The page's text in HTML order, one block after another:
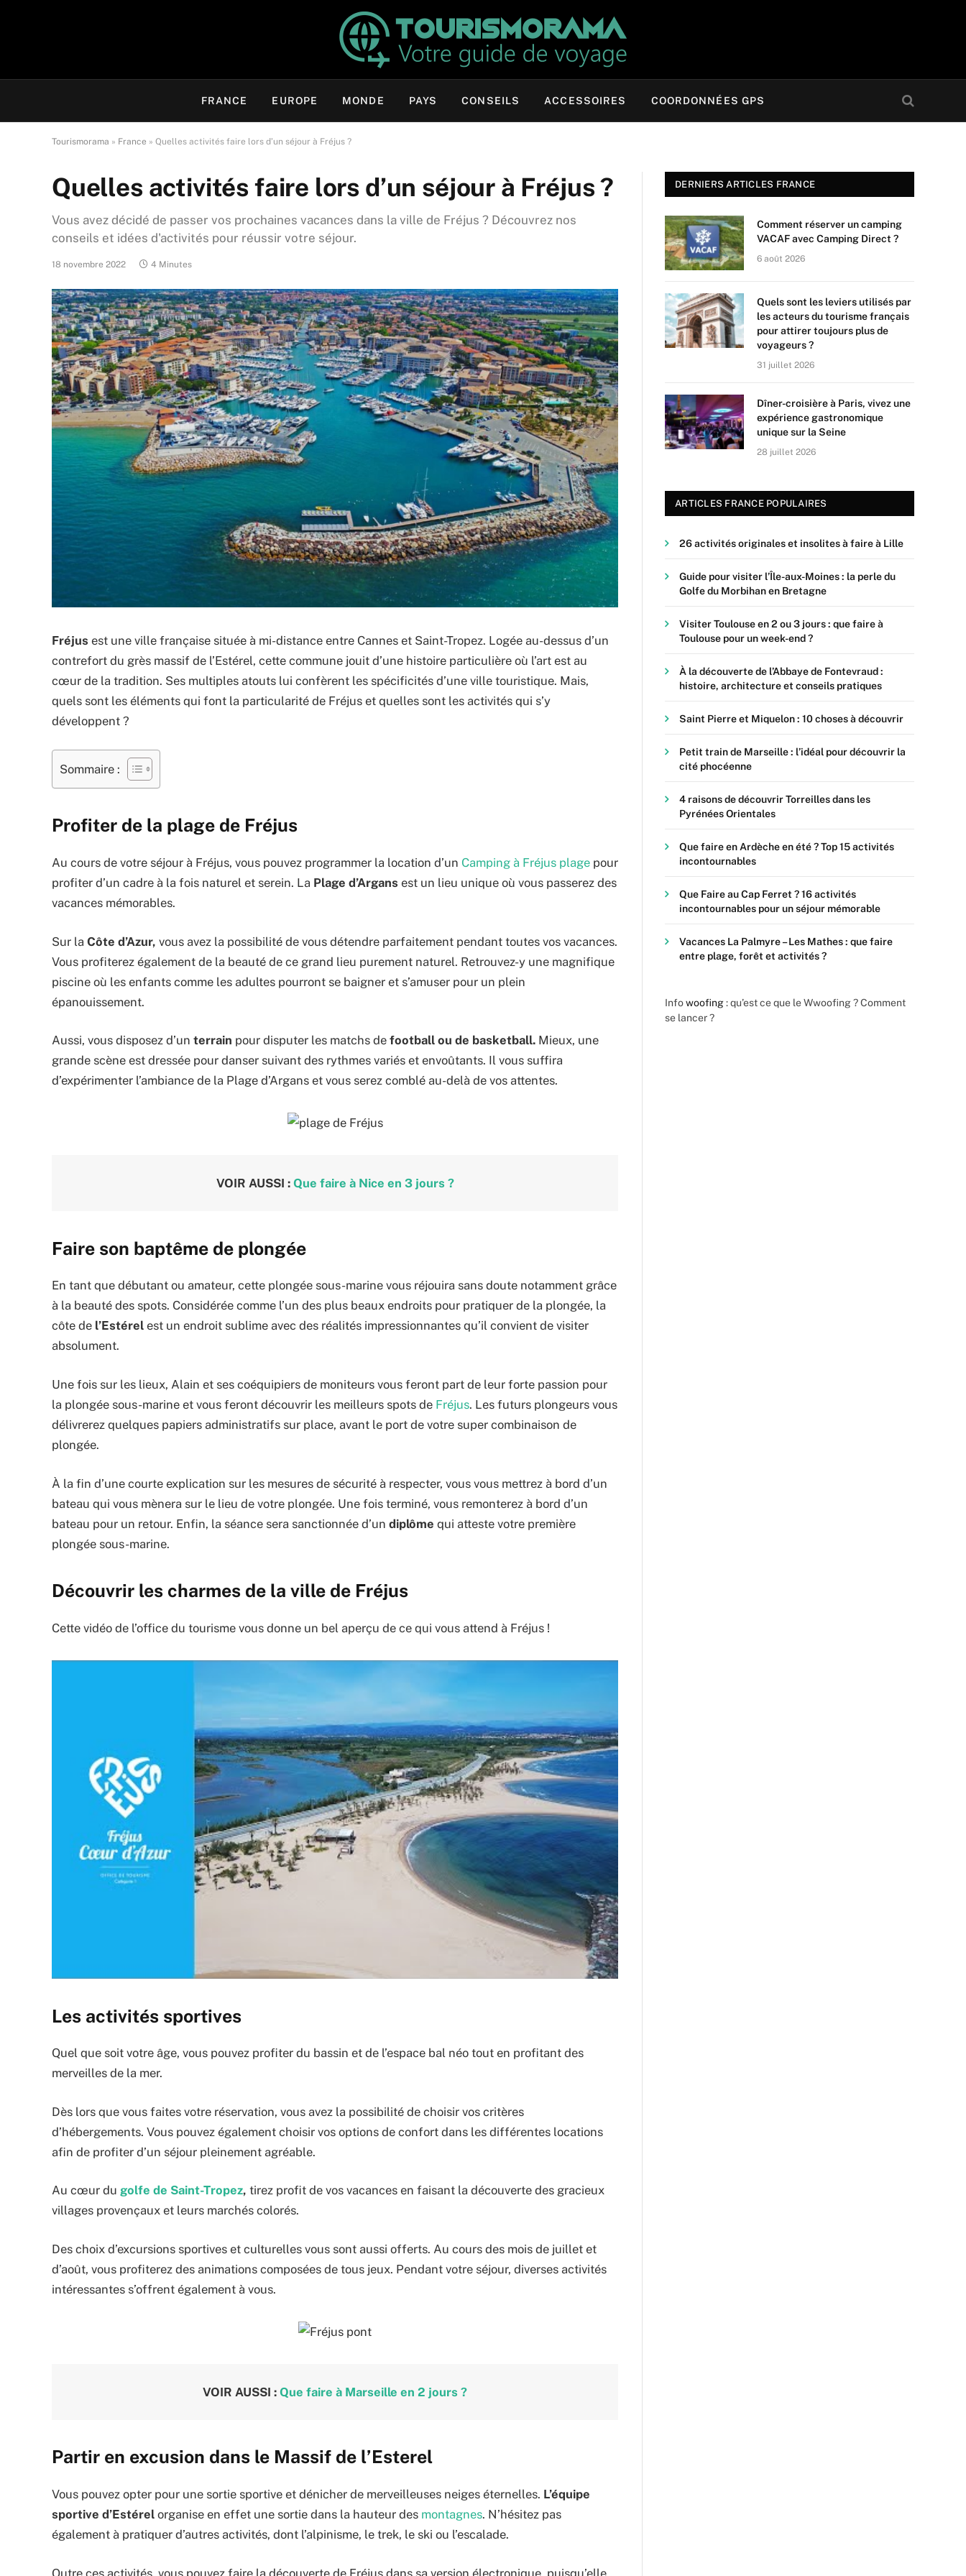
FRANCE EUROPE MONDE PAYS CONSEILS ACCESSOIRES COORDONNÉES GPS
Tourismorama » France » Quelles activités faire lors d’un séjour à Fréjus ?
Quelles activités faire lors d’un séjour à Fréjus ?
Vous avez décidé de passer vos prochaines vacances dans la ville de Fréjus ? Découvrez nos
conseils et idées d'activités pour réussir votre séjour.
18 novembre 2022 4 Minutes
Fréjus est une ville française située à mi-distance entre Cannes et Saint-Tropez. Logée au-dessus d’un
contrefort du grès massif de l’Estérel, cette commune jouit d’une histoire particulière où l’art est au
cœur de la tradition. Ses multiples atouts lui confèrent les spécificités d’une ville touristique. Mais,
quels sont les éléments qui font la particularité de Fréjus et quelles sont les activités qui s’y
développent ?
Sommaire :
Profiter de la plage de Fréjus
Au cours de votre séjour à Fréjus, vous pouvez programmer la location d’un Camping à Fréjus plage pour
profiter d’un cadre à la fois naturel et serein. La Plage d’Argans est un lieu unique où vous passerez des
vacances mémorables.
Sur la Côte d’Azur, vous avez la possibilité de vous détendre parfaitement pendant toutes vos vacances.
Vous profiterez également de la beauté de ce grand lieu purement naturel. Retrouvez-y une magnifique
piscine où les enfants comme les adultes pourront se baigner et s’amuser pour un plein
épanouissement.
Aussi, vous disposez d’un terrain pour disputer les matchs de football ou de basketball. Mieux, une
grande scène est dressée pour danser suivant des rythmes variés et envoûtants. Il vous suffira
d’expérimenter l’ambiance de la Plage d’Argans et vous serez comblé au-delà de vos attentes.
VOIR AUSSI : Que faire à Nice en 3 jours ?
Faire son baptême de plongée
En tant que débutant ou amateur, cette plongée sous-marine vous réjouira sans doute notamment grâce
à la beauté des spots. Considérée comme l’un des plus beaux endroits pour pratiquer de la plongée, la
côte de l’Estérel est un endroit sublime avec des réalités impressionnantes qu’il convient de visiter
absolument.
Une fois sur les lieux, Alain et ses coéquipiers de moniteurs vous feront part de leur forte passion pour
la plongée sous-marine et vous feront découvrir les meilleurs spots de Fréjus. Les futurs plongeurs vous
délivrerez quelques papiers administratifs sur place, avant le port de votre super combinaison de
plongée.
À la fin d’une courte explication sur les mesures de sécurité à respecter, vous vous mettrez à bord d’un
bateau qui vous mènera sur le lieu de votre plongée. Une fois terminé, vous remonterez à bord d’un
bateau pour un retour. Enfin, la séance sera sanctionnée d’un diplôme qui atteste votre première
plongée sous-marine.
Découvrir les charmes de la ville de Fréjus
Cette vidéo de l’office du tourisme vous donne un bel aperçu de ce qui vous attend à Fréjus !
Les activités sportives
Quel que soit votre âge, vous pouvez profiter du bassin et de l’espace bal néo tout en profitant des
merveilles de la mer.
Dès lors que vous faites votre réservation, vous avez la possibilité de choisir vos critères
d’hébergements. Vous pouvez également choisir vos options de confort dans les différentes locations
afin de profiter d’un séjour pleinement agréable.
Au cœur du golfe de Saint-Tropez, tirez profit de vos vacances en faisant la découverte des gracieux
villages provençaux et leurs marchés colorés.
Des choix d’excursions sportives et culturelles vous sont aussi offerts. Au cours des mois de juillet et
d’août, vous profiterez des animations composées de tous jeux. Pendant votre séjour, diverses activités
intéressantes s’offrent également à vous.
VOIR AUSSI : Que faire à Marseille en 2 jours ?
Partir en excusion dans le Massif de l’Esterel
Vous pouvez opter pour une sortie sportive et dénicher de merveilleuses neiges éternelles. L’équipe
sportive d’Estérel organise en effet une sortie dans la hauteur des montagnes. N’hésitez pas
également à pratiquer d’autres activités, dont l’alpinisme, le trek, le ski ou l’escalade.
Outre ces activités, vous pouvez faire la découverte de Fréjus dans sa version électronique, puisqu’elle
DERNIERS ARTICLES FRANCE
Comment réserver un camping
VACAF avec Camping Direct ?
6 août 2026
Quels sont les leviers utilisés par
les acteurs du tourisme français
pour attirer toujours plus de
voyageurs ?
31 juillet 2026
Dîner-croisière à Paris, vivez une
expérience gastronomique
unique sur la Seine
28 juillet 2026
ARTICLES FRANCE POPULAIRES
26 activités originales et insolites à faire à Lille
Guide pour visiter l’Île-aux-Moines : la perle du
Golfe du Morbihan en Bretagne
Visiter Toulouse en 2 ou 3 jours : que faire à
Toulouse pour un week-end ?
À la découverte de l’Abbaye de Fontevraud :
histoire, architecture et conseils pratiques
Saint Pierre et Miquelon : 10 choses à découvrir
Petit train de Marseille : l’idéal pour découvrir la
cité phocéenne
4 raisons de découvrir Torreilles dans les
Pyrénées Orientales
Que faire en Ardèche en été ? Top 15 activités
incontournables
Que Faire au Cap Ferret ? 16 activités
incontournables pour un séjour mémorable
Vacances La Palmyre – Les Mathes : que faire
entre plage, forêt et activités ?
Infowoofing: qu’est ce que le Wwoofing ? Comment
se lancer ?